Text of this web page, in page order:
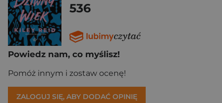
536
Powiedz nam, co myślisz!
Pomóż innym i zostaw ocenę!
ZALOGUJ SIĘ, ABY DODAĆ OPINIĘ